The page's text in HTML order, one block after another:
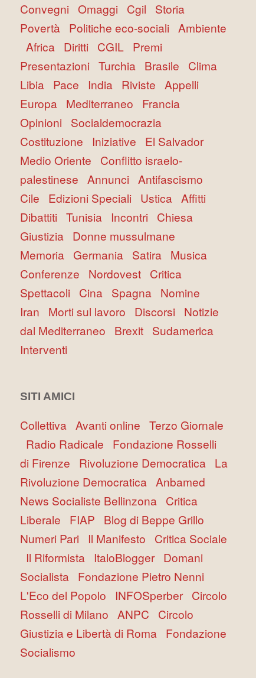
ConvegniOmaggi Cgil Storia
Povertà Politiche eco-socialiAmbiente
Africa Diritti CGIL Premi
PresentazioniTurchia Brasile Clima
Libia Pace India RivisteAppelli
Europa Mediterraneo Francia
Opinioni Socialdemocrazia
Costituzione Iniziative El Salvador
Medio Oriente Conflitto israelo-
palestineseAnnunciAntifascismo
Cile Edizioni Speciali UsticaAffitti
DibattitiTunisia Incontri Chiesa
Giustizia Donne mussulmane
Memoria Germania Satira Musica
Conferenze Nordovest Critica
Spettacoli Cina Spagna Nomine
Iran Morti sul lavoro Discorsi Notizie
dal Mediterraneo Brexit Sudamerica
Interventi
SITI AMICI
CollettivaAvanti onlineTerzo Giornale
Radio Radicale Fondazione Rosselli
di Firenze Rivoluzione Democratica La
Rivoluzione DemocraticaAnbamed
News Socialiste Bellinzona Critica
Liberale FIAP Blog di Beppe Grillo
Numeri Pari Il Manifesto Critica Sociale
Il Riformista ItaloBlogger Domani
Socialista Fondazione Pietro Nenni
L'Eco del Popolo INFOSperber Circolo
Rosselli di MilanoANPC Circolo
Giustizia e Libertà di Roma Fondazione
Socialismo